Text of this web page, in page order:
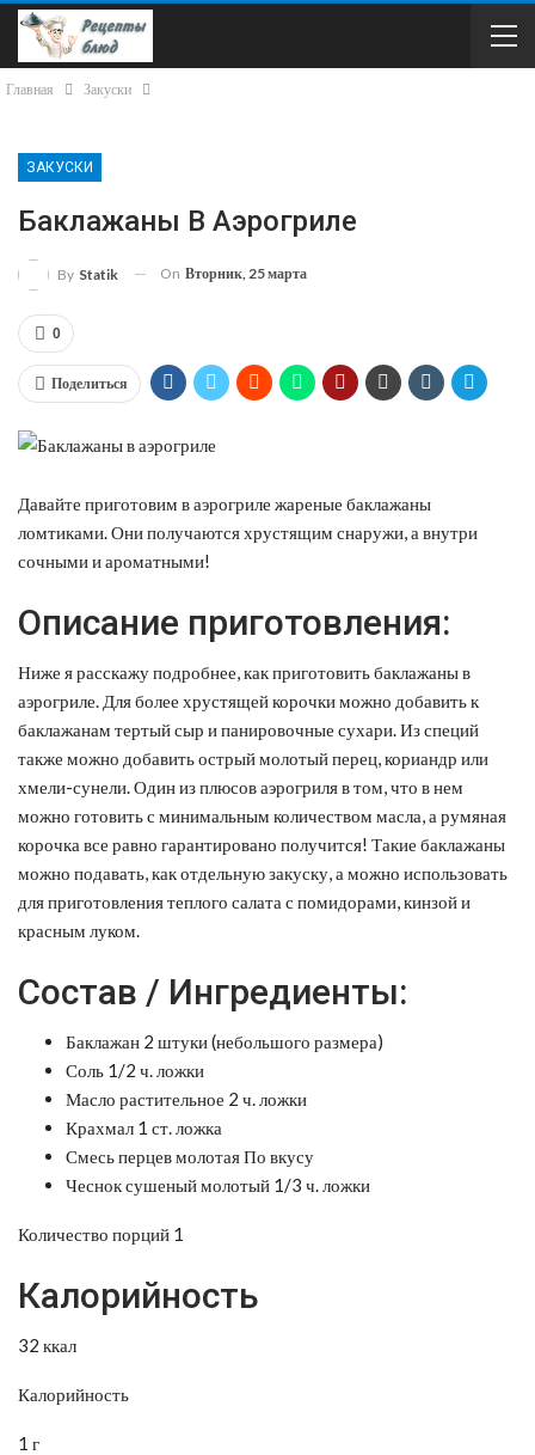
Главная Закуски
ЗАКУСКИ
Баклажаны В Аэрогриле
By Statik On Вторник, 25 марта
0
Поделиться
Давайте приготовим в аэрогриле жареные баклажаны
ломтиками. Они получаются хрустящим снаружи, а внутри
сочными и ароматными!
Описание приготовления:
Ниже я расскажу подробнее, как приготовить баклажаны в
аэрогриле. Для более хрустящей корочки можно добавить к
баклажанам тертый сыр и панировочные сухари. Из специй
также можно добавить острый молотый перец, кориандр или
хмели-сунели. Один из плюсов аэрогриля в том, что в нем
можно готовить с минимальным количеством масла, а румяная
корочка все равно гарантировано получится! Такие баклажаны
можно подавать, как отдельную закуску, а можно использовать
для приготовления теплого салата с помидорами, кинзой и
красным луком.
Состав / Ингредиенты:
Баклажан 2 штуки (небольшого размера)
Соль 1/2 ч. ложки
Масло растительное 2 ч. ложки
Крахмал 1 ст. ложка
Смесь перцев молотая По вкусу
Чеснок сушеный молотый 1/3 ч. ложки
Количество порций 1
Калорийность
32 ккал
Калорийность
1 г